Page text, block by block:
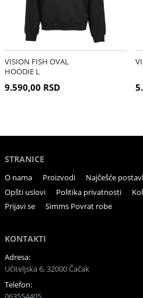
VISION FISH OVAL
HOODIE L
9.590,00 RSD
STRANICE
O nama Proizvodi Najčešće
Opšti uslovi
Politika privatnosti
Prijavi se
Simms Povrat robe
KONTAKTI
Adresa:
Učiteljska 6, 32000 Čačak
Telefon: